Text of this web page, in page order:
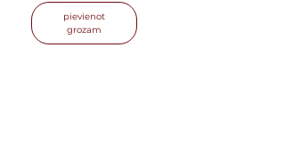
pievienot
grozam